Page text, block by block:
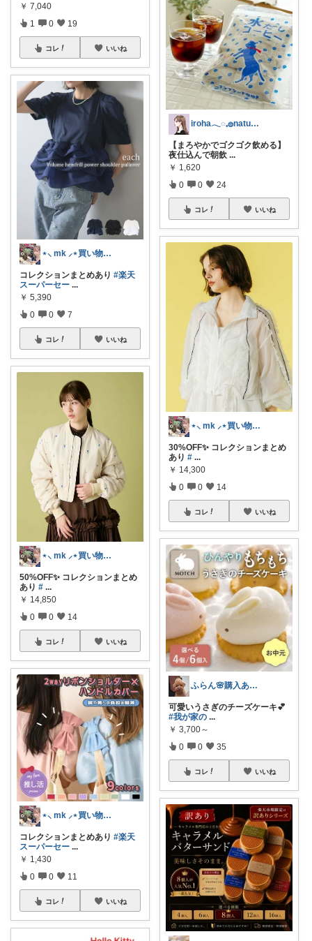
￥ 7,040
1 0 19
コレ いいね
⋆⸜ mk ⸝⋆買い物は楽天で
コレクションまとめあり #楽天
スーパーセー ...
￥ 5,390
0 0 7
コレ いいね
⋆⸜ mk ⸝⋆買い物は楽天で
50%OFF✨ コレクションまとめ
あり # ...
￥ 14,850
0 0 14
コレ いいね
⋆⸜ mk ⸝⋆買い物は楽天で
コレクションまとめあり #楽天
スーパーセー ...
￥ 1,430
0 0 11
コレ いいね
iroha𓂃◌𓈒𓐍natural✯
【まろやかでゴクゴク飲める】
夜仕込んで朝飲 ...
￥ 1,620
0 0 24
コレ いいね
⋆⸜ mk ⸝⋆買い物は楽天で
30%OFF✨ コレクションまとめ
あり # ...
￥ 14,300
0 0 14
コレ いいね
ふらん🌸購入ありがとうございます🌟
可愛いうさぎのチーズケーキ💕
#我が家の ...
￥ 3,700～
0 0 35
コレ いいね